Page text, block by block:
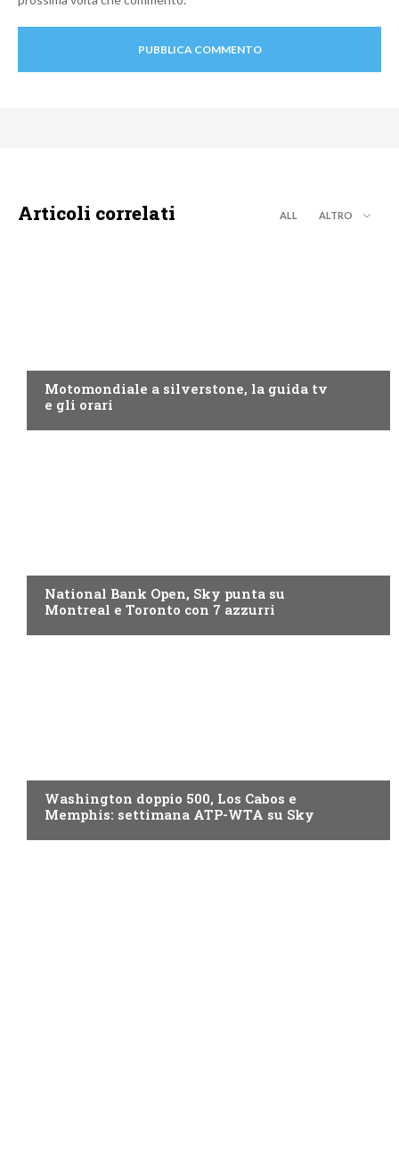
Articoli correlati ALL ALTRO
Motomondiale a silverstone, la guida tv
e gli orari
National Bank Open, Sky punta su
Montreal e Toronto con 7 azzurri
Washington doppio 500, Los Cabos e
Memphis: settimana ATP-WTA su Sky